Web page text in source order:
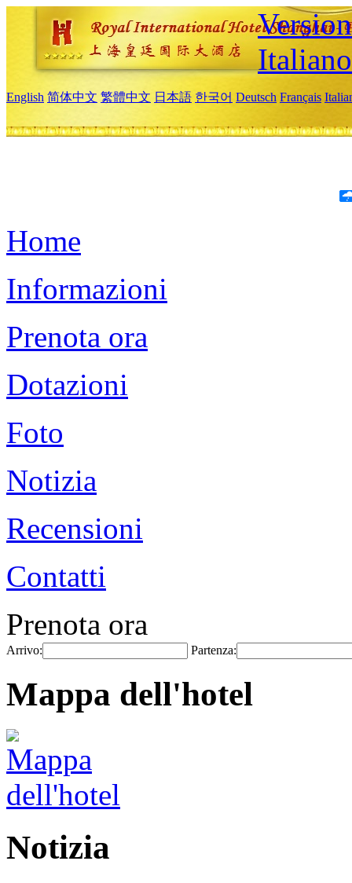
Italiano
English 简体中文 繁體中文 日本語 한국어 Deutsch Français
Home
Informazioni
Prenota ora
Dotazioni
Foto
Notizia
Recensioni
Contatti
Prenota ora
Arrivo: Partenza:
Mappa dell'hotel
Notizia